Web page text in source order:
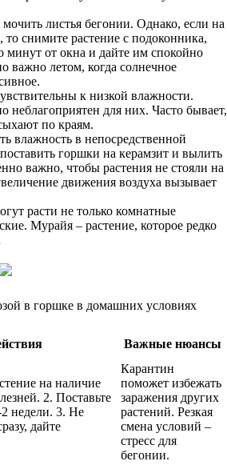
листья бегонии. Однако, если на
снимите растение с подоконника,
минут от окна и дайте им спокойно
важно летом, когда солнечное
к низкой влажности.
неблагоприятен для них. Часто бывает,
по краям.
влажность в непосредственной
горшки на керамзит и вылить
важно, чтобы растения не стояли на
движения воздуха вызывает
расти не только комнатные
Мурайя – растение, которое редко
в горшке в домашних условиях
Важные нюансы
на наличие
2. Поставьте
недели. 3. Не
дайте
Карантин
поможет избежать
заражения других
растений. Резкая
смена условий –
стресс для
бегонии.